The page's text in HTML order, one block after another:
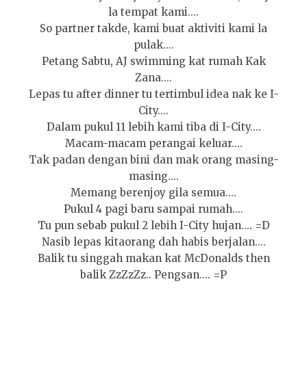
la tempat kami....
So partner takde, kami buat aktiviti kami la
pulak....
Petang Sabtu, AJ swimming kat rumah Kak
Zana....
Lepas tu after dinner tu tertimbul idea nak ke I-
City....
Dalam pukul 11 lebih kami tiba di I-City....
Macam-macam perangai keluar....
Tak padan dengan bini dan mak orang masing-
masing....
Memang berenjoy gila semua....
Pukul 4 pagi baru sampai rumah....
Tu pun sebab pukul 2 lebih I-City hujan.... =D
Nasib lepas kitaorang dah habis berjalan....
Balik tu singgah makan kat McDonalds then
balik ZzZzZz.. Pengsan.... =P